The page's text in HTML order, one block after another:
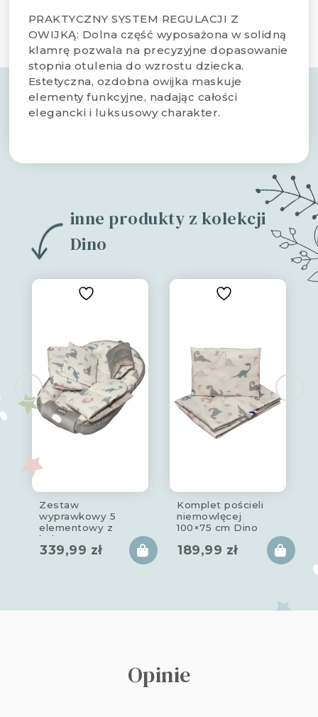
PRAKTYCZNY SYSTEM REGULACJI Z
OWIJKĄ: Dolna część wyposażona w solidną
klamrę pozwala na precyzyjne dopasowanie
stopnia otulenia do wzrostu dziecka.
Estetyczna, ozdobna owijka maskuje
elementy funkcyjne, nadając całości
elegancki i luksusowy charakter.
inne produkty z kolekcji
Dino
Zestaw
wyprawkowy 5
elementowy z
kokonem
niemowlęcym Dino
339,99 zł
Komplet pościeli
niemowlęcej
100×75 cm Dino
189,99 zł
Opinie